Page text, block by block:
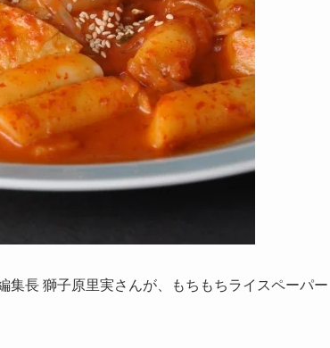
集長 獅子原里実さんが、もちもちライスペーパー